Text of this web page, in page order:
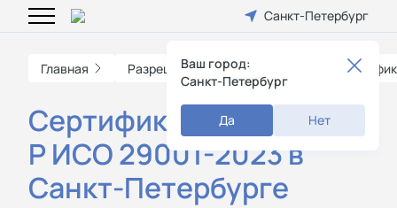
Санкт-Петербург
Ваш город:
Санкт-Петербург
Да Нет
Главная Разрешительные документы
Сертификация по ГОСТ
Р ИСО 29001-2023 в
Санкт-Петербурге